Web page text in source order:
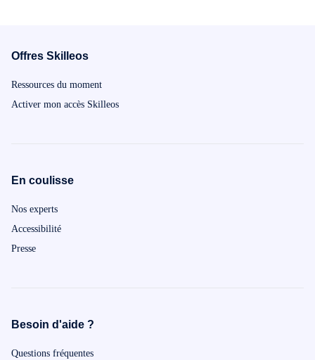
Offres Skilleos
Ressources du moment
Activer mon accès Skilleos
En coulisse
Nos experts
Accessibilité
Presse
Besoin d'aide ?
Questions fréquentes